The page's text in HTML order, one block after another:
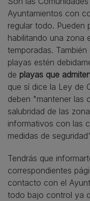
Ayuntamientos con
regular todo. Pueden
habilitando una zona
temporadas.
playas estén
de playas que
que sí dice la Ley de
deben "mantener las
salubridad de las
informativos con las
medidas de
Tendrás que
correspondientes
contacto con el
todo bajo control ya